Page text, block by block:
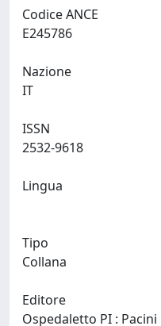
Codice ANCE
Nazione
ISSN
Lingua
Tipo
Collana
Editore